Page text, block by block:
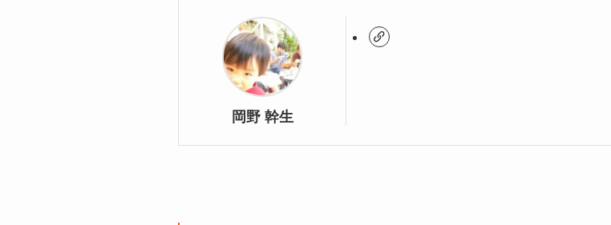
岡野 幹生